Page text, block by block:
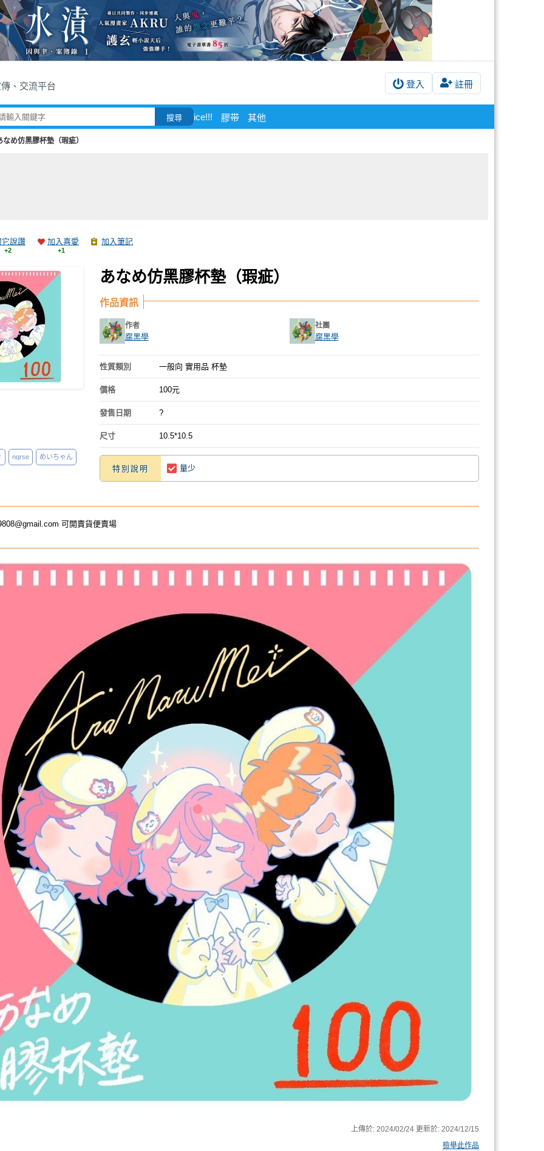
、交流平台 登入 註冊
搜尋 ice!!! 膠带 其他
なめ仿黑膠杯墊（瑕疵）
它說讚
+2
加入喜愛
+1
加入筆記
あなめ仿黑膠杯墊（瑕疵）
nqrse めいちゃん
作品資訊
作者
腐黑學
社團
腐黑學
性質類別 一般向 實用品 杯墊
價格 100元
發售日期 ?
尺寸 10.5*10.5
特別說明 量少
可開賣貨便賣場
上傳於: 2024/02/24 更新於: 2024/12/15
檢舉此作品